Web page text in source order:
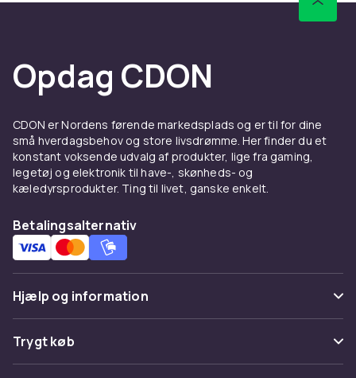
Opdag CDON
CDON er Nordens førende markedsplads og er til for dine
små hverdagsbehov og store livsdrømme. Her finder du et
konstant voksende udvalg af produkter, lige fra gaming,
legetøj og elektronik til have-, skønheds- og
kæledyrsprodukter. Ting til livet, ganske enkelt.
Betalingsalternativ
Hjælp og information
Ofte stillede spørgsmål
Spor pakke
Trygt køb